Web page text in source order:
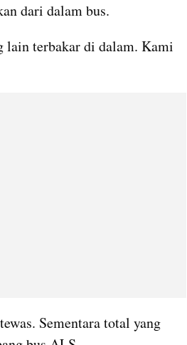
dari dalam bus.
lain terbakar di dalam. Kami
Sementara total yang